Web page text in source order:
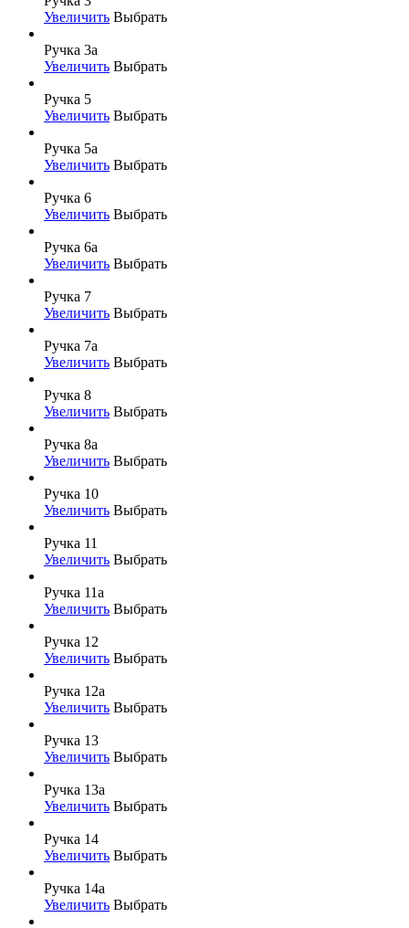
Увеличить Выбрать
Ручка 3а
Увеличить Выбрать
Ручка 5
Увеличить Выбрать
Ручка 5а
Увеличить Выбрать
Ручка 6
Увеличить Выбрать
Ручка 6а
Увеличить Выбрать
Ручка 7
Увеличить Выбрать
Ручка 7а
Увеличить Выбрать
Ручка 8
Увеличить Выбрать
Ручка 8а
Увеличить Выбрать
Ручка 10
Увеличить Выбрать
Ручка 11
Увеличить Выбрать
Ручка 11а
Увеличить Выбрать
Ручка 12
Увеличить Выбрать
Ручка 12а
Увеличить Выбрать
Ручка 13
Увеличить Выбрать
Ручка 13а
Увеличить Выбрать
Ручка 14
Увеличить Выбрать
Ручка 14а
Увеличить Выбрать